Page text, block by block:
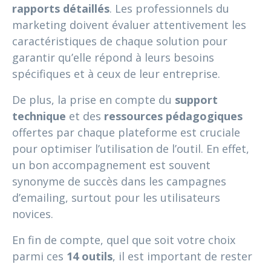
rapports détaillés. Les professionnels du
marketing doivent évaluer attentivement les
caractéristiques de chaque solution pour
garantir qu’elle répond à leurs besoins
spécifiques et à ceux de leur entreprise.
De plus, la prise en compte du support
technique et des ressources pédagogiques
offertes par chaque plateforme est cruciale
pour optimiser l’utilisation de l’outil. En effet,
un bon accompagnement est souvent
synonyme de succès dans les campagnes
d’emailing, surtout pour les utilisateurs
novices.
En fin de compte, quel que soit votre choix
parmi ces 14 outils, il est important de rester